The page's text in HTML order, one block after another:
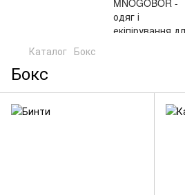
Каталог Бокс
Бокс